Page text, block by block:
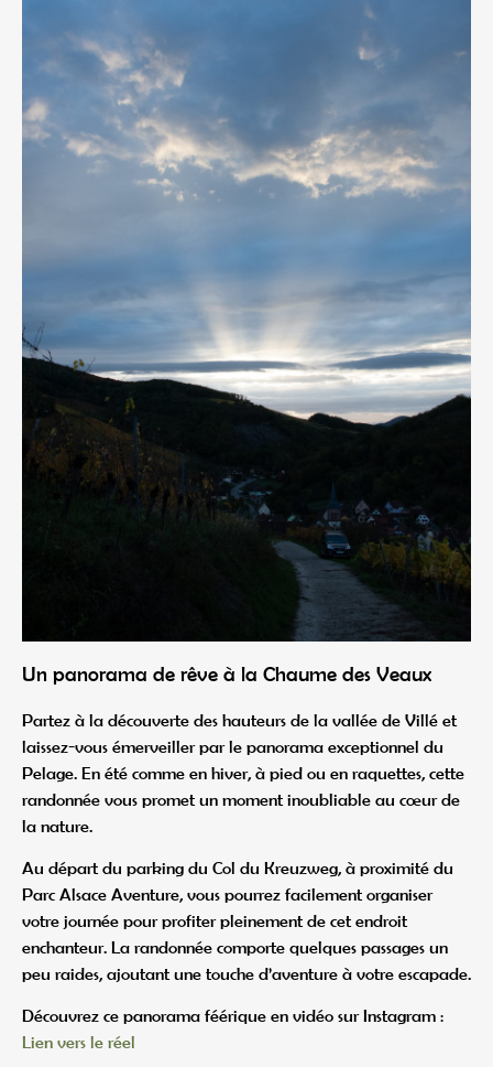
Un panorama de rêve à la Chaume des Veaux
Partez à la découverte des hauteurs de la vallée de Villé et
laissez-vous émerveiller par le panorama exceptionnel du
Pelage. En été comme en hiver, à pied ou en raquettes, cette
randonnée vous promet un moment inoubliable au cœur de
la nature.
Au départ du parking du Col du Kreuzweg, à proximité du
Parc Alsace Aventure, vous pourrez facilement organiser
votre journée pour profiter pleinement de cet endroit
enchanteur. La randonnée comporte quelques passages un
peu raides, ajoutant une touche d’aventure à votre escapade.
Découvrez ce panorama féérique en vidéo sur Instagram :
Lien vers le réel